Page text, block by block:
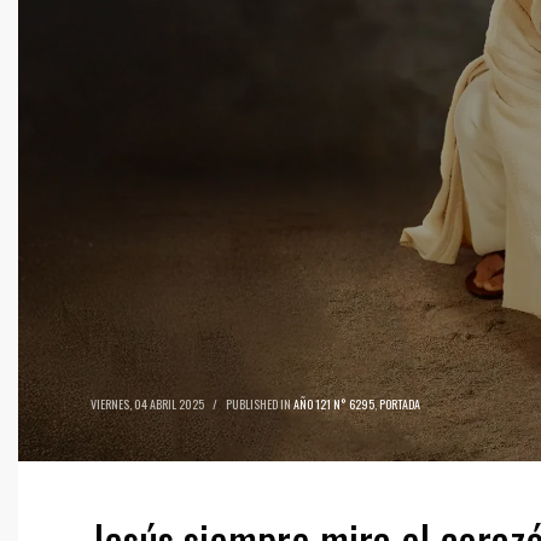
VIERNES, 04 ABRIL 2025 / PUBLISHED IN AÑO 121 N° 6295,PORTADA